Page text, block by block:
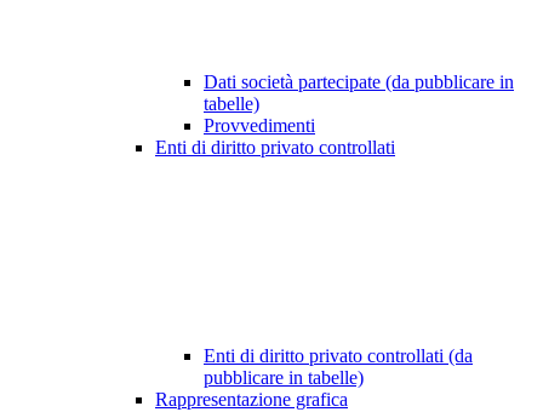
Dati società partecipate (da pubblicare in
tabelle)
Provvedimenti
Enti di diritto privato controllati
Enti di diritto privato controllati (da
pubblicare in tabelle)
Rappresentazione grafica